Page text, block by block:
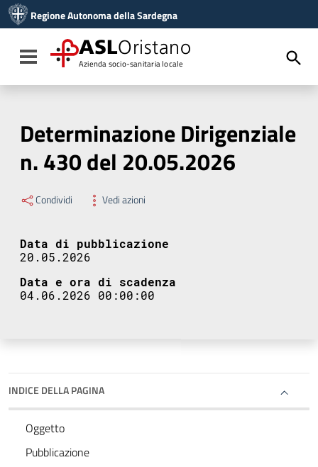
Vai al menu di navigazione
Vai al footer
Regione Autonoma della Sardegna
Toggle navigation
ASLOristano
Azienda socio-sanitaria locale
Determinazione Dirigenziale
n. 430 del 20.05.2026
Condividi Vedi azioni
Data di pubblicazione
20.05.2026
Data e ora di scadenza
04.06.2026 00:00:00
INDICE DELLA PAGINA
Oggetto
Pubblicazione